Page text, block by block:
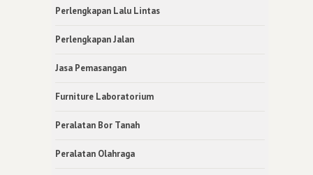
Perlengkapan Lalu Lintas
Perlengkapan Jalan
Jasa Pemasangan
Furniture Laboratorium
Peralatan Bor Tanah
Peralatan Olahraga